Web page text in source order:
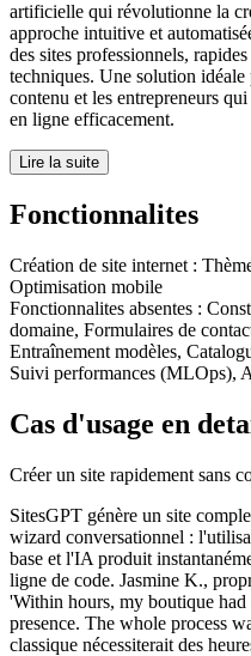
artificielle qui révolutionne la
approche intuitive et
des sites professionnels,
techniques. Une solution idéale
contenu et les entrepreneurs
en ligne efficacement.
Lire la suite
Fonctionnalites
Création de site internet :
Optimisation mobile
Fonctionnalites absentes :
domaine, Formulaires de
Entraînement modèles,
Suivi performances (MLOps),
Cas d'usage en
Créer un site rapidement sans
SitesGPT génère un site
wizard conversationnel :
base et l'IA produit
ligne de code. Jasmine K.,
'Within hours, my boutique
presence. The whole process
classique nécessiterait des